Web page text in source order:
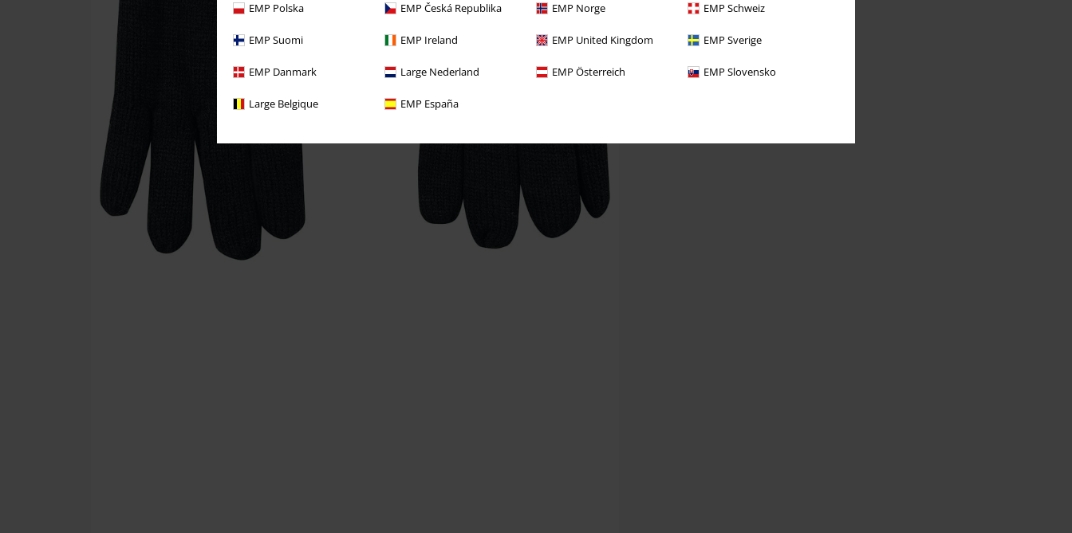
EMP Polska EMP Česká Republika EMP Norge EMP Schweiz
EMP Suomi EMP Ireland EMP United Kingdom EMP Sverige
EMP Danmark Large Nederland EMP Österreich EMP Slovensko
Large Belgique EMP España